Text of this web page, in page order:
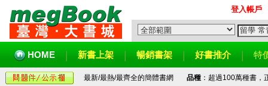
登入帳戶
HOME 新書上架 暢銷書架 好書推介 特
最新/最熱/最齊全的簡體書網 品種：超過100萬種書，